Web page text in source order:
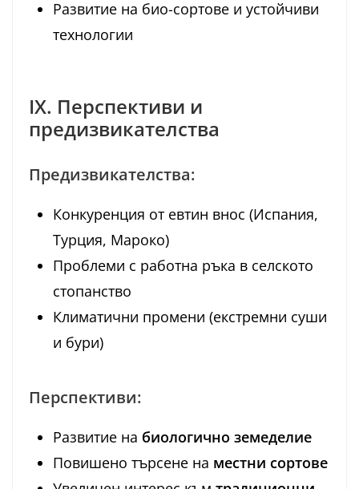
Развитие на био-сортове и устойчиви
технологии
IX. Перспективи и
предизвикателства
Предизвикателства:
Конкуренция от евтин внос (Испания,
Турция, Мароко)
Проблеми с работна ръка в селското
стопанство
Климaтични промени (екстремни суши
и бури)
Перспективи:
Развитие на биологично земеделие
Повишено търсене на местни сортове